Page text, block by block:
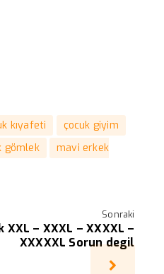
kıyafeti
çocuk giyim
gömlek
mavi erkek
Sonraki
XXL – XXXL – XXXXL –
XXXXXL Sorun degil